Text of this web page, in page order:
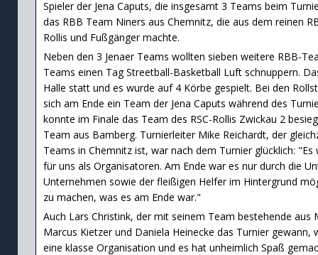
Spieler der Jena Caputs, die insgesamt 3 Teams beim
das RBB Team Niners aus Chemnitz, die aus dem reinen
Rollis und Fußgänger machte.
Neben den 3 Jenaer Teams wollten sieben weitere RBB-
Teams einen Tag Streetball-Basketball Luft schnuppern.
Halle statt und es wurde auf 4 Körbe gespielt. Bei den
sich am Ende ein Team der Jena Caputs während des
konnte im Finale das Team des RSC-Rollis Zwickau 2
Team aus Bamberg. Turnierleiter Mike Reichardt, der
Teams in Chemnitz ist, war nach dem Turnier glücklich:
für uns als Organisatoren. Am Ende war es nur durch die
Unternehmen sowie der fleißigen Helfer im Hintergrund
zu machen, was es am Ende war."
Auch Lars Christink, der mit seinem Team bestehende aus
Marcus Kietzer und Daniela Heinecke das Turnier gewann,
eine klasse Organisation und es hat unheimlich Spaß